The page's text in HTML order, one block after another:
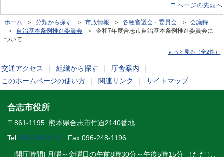
ページの先頭へ
ホーム ＞分類から探す ＞市政情報 ＞各種審議会・委員会 ＞会議録
＞ 自治基本条例推進委員会 ＞ 令和7年度合志市自治基本条例推進委員会に
ついて
もっと見る（全2件）
交通アクセス 組織から探す 庁舎案内
このホームページの使い方
関連リンク サイトマップ
合志市役所
〒861-1195 熊本県合志市竹迫2140番地
Tel:096-248-1111 Fax:096-248-1196
[開庁時間] 月曜～金曜日の午前8時30分～午後5時15分 （ただし、